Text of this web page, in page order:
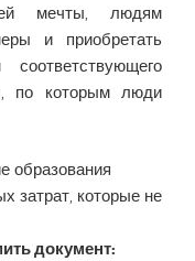
мечты, людям
и приобретать
по которым люди
образования
затрат, которые не
документ: